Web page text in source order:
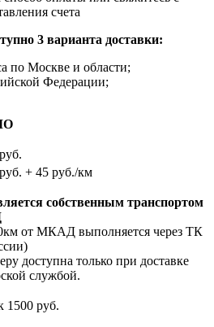
счета
3 варианта доставки:
по Москве и области;
Федерации;
+ 45 руб./км
собственным транспортом
от МКАД выполняется через ТК
доступна только при доставке
службой.
1500 руб.